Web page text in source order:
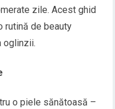
zile. Acest ghid
rutină de beauty
oglinzii.
o piele sănătoasă –